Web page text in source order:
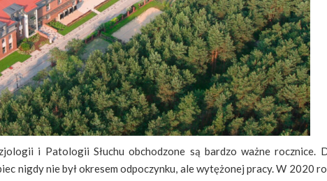
i Patologii Słuchu obchodzone są bardzo ważne rocznice.
nigdy nie był okresem odpoczynku, ale wytężonej pracy. W 2020